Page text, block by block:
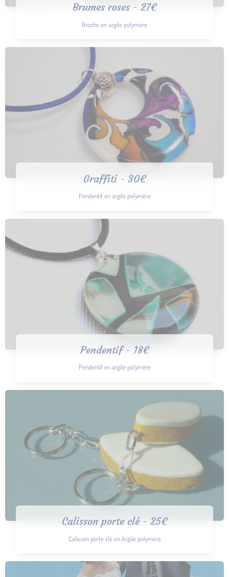
Brumes roses - 27€
Broche en argile polymère
Graffiti - 30€
Pendentif en argile polymère
Pendentif - 18€
Pendentif en argile polymère
Calisson porte clé - 25€
Calisson porte clé en Argile polymère